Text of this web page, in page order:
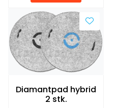
Diamantpad hybrid
2 stk.